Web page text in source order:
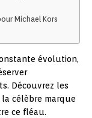
Michael Kors
évolution,
Découvrez les
célèbre marque
ce fléau.